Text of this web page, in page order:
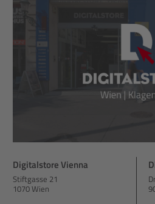
Digitalstore Vienna
Stiftgasse 21
1070 Wien